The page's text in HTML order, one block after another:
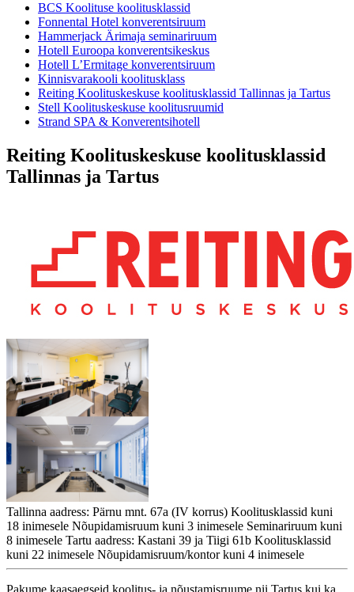
BCS Koolituse koolitusklassid
Fonnental Hotel konverentsiruum
Hammerjack Ärimaja seminariruum
Hotell Euroopa konverentsikeskus
Hotell L’Ermitage konverentsiruum
Kinnisvarakooli koolitusklass
Reiting Koolituskeskuse koolitusklassid Tallinnas ja Tartus
Stell Koolituskeskuse koolitusruumid
Strand SPA & Konverentsihotell
Reiting Koolituskeskuse koolitusklassid
Tallinnas ja Tartus
Tallinna aadress: Pärnu mnt. 67a (IV korrus) Koolitusklassid kuni
18 inimesele Nõupidamisruum kuni 3 inimesele Seminariruum kuni
8 inimesele Tartu aadress: Kastani 39 ja Tiigi 61b Koolitusklassid
kuni 22 inimesele Nõupidamisruum/kontor kuni 4 inimesele
Pakume kaasaegseid koolitus- ja nõustamisruume nii Tartus kui ka